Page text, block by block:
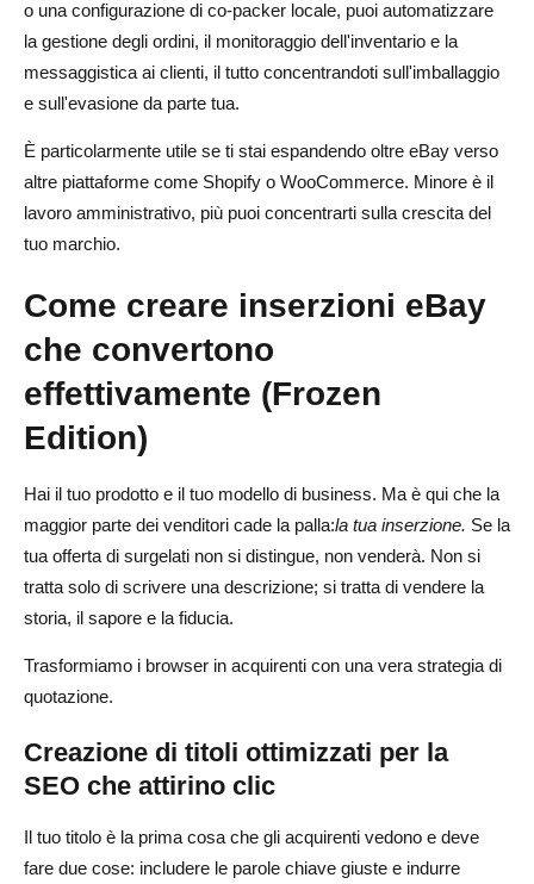
o una configurazione di co-packer locale, puoi automatizzare
la gestione degli ordini, il monitoraggio dell'inventario e la
messaggistica ai clienti, il tutto concentrandoti sull'imballaggio
e sull'evasione da parte tua.
È particolarmente utile se ti stai espandendo oltre eBay verso
altre piattaforme come Shopify o WooCommerce. Minore è il
lavoro amministrativo, più puoi concentrarti sulla crescita del
tuo marchio.
Come creare inserzioni eBay
che convertono
effettivamente (Frozen
Edition)
Hai il tuo prodotto e il tuo modello di business. Ma è qui che la
maggior parte dei venditori cade la palla:la tua inserzione. Se la
tua offerta di surgelati non si distingue, non venderà. Non si
tratta solo di scrivere una descrizione; si tratta di vendere la
storia, il sapore e la fiducia.
Trasformiamo i browser in acquirenti con una vera strategia di
quotazione.
Creazione di titoli ottimizzati per la
SEO che attirino clic
Il tuo titolo è la prima cosa che gli acquirenti vedono e deve
fare due cose: includere le parole chiave giuste e indurre